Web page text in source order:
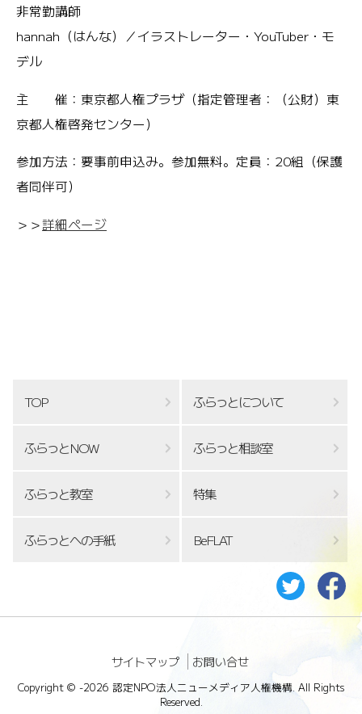
非常勤講師
hannah（はんな）／イラストレーター・YouTuber・モ
デル
主 催：東京都人権プラザ（指定管理者：（公財）東
京都人権啓発センター）
参加方法：要事前申込み。参加無料。定員：20組（保護
者同伴可）
＞＞詳細ページ
TOP ふらっとについて
ふらっとNOW ふらっと相談室
ふらっと教室 特集
ふらっとへの手紙 BeFLAT
サイトマップ お問い合せ
Copyright © -2026 認定NPO法人ニューメディア人権機構. All Rights
Reserved.